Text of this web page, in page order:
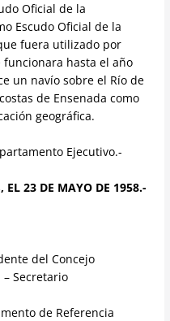
Oficial de la
Escudo Oficial de la
fuera utilizado por
hasta el año
un navío sobre el Río de
de Ensenada como
geográfica.
Ejecutivo.-
EL 23 DE MAYO DE 1958.-
del Concejo
– Secretario
de Referencia